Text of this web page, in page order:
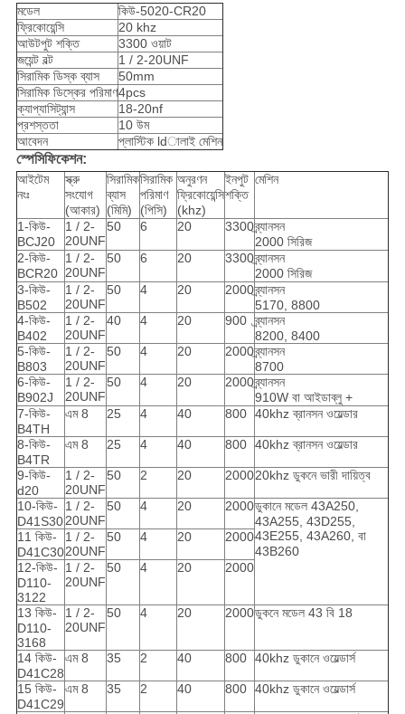
মডেল
কিউ-5020-CR20
ফ্রিকোয়েন্সি
20 khz
আউটপুট শক্তি
3300 ওয়াট
জয়েন্ট বল্ট
1 / 2-20UNF
সিরামিক ডিস্ক ব্যাস
50mm
সিরামিক ডিস্কের পরিমাণ4pcs
ক্যাপ্যাসিট্যান্স
18-20nf
প্রশস্ততা
10 উম
আবেদন
প্লাস্টিক ldালাই মেশিন
স্পেসিফিকেশন:
আইটেম
নংঃ
স্ক্রু
সংযোগ
(আকার)
সিরামিক
ব্যাস
(মিমি)
সিরামিক
পরিমাণ
(পিসি)
অনুরণন
ফ্রিকোয়েন্সি
(khz)
ইনপুট
শক্তি
মেশিন
1-কিউ-
BCJ20
1 / 2-
20UNF
50 6 20 3300ব্র্যানসন
2000 সিরিজ
2-কিউ-
BCR20
1 / 2-
20UNF
50 6 20 3300ব্র্যানসন
2000 সিরিজ
3-কিউ-
B502
1 / 2-
20UNF
50 4 20 2000ব্র্যানসন
5170, 8800
4-কিউ-
B402
1 / 2-
20UNF
40 4 20 900 ব্র্যানসন
8200, 8400
5-কিউ-
B803
1 / 2-
20UNF
50 4 20 2000ব্র্যানসন
8700
6-কিউ-
B902J
1 / 2-
20UNF
50 4 20 2000ব্র্যানসন
910W বা আইডাব্লু +
7-কিউ-
B4TH
এম 8 25 4 40 800 40khz ব্রানসন ওয়েল্ডার
8-কিউ-
B4TR
এম 8 25 4 40 800 40khz ব্রানসন ওয়েল্ডার
9-কিউ-
d20
1 / 2-
20UNF
50 2 20 200020khz ডুকনে ভারী দায়িত্ব
10-কিউ-
D41S30
1 / 2-
20UNF
50 4 20 2000ডুকানে মডেল 43A250,
43A255, 43D255,
43E255, 43A260, বা
43B260
11 কিউ-
D41C30
1 / 2-
20UNF
50 4 20 2000
12-কিউ-
D110-
3122
1 / 2-
20UNF
50 4 20 2000
13 কিউ-
D110-
3168
1 / 2-
20UNF
50 4 20 2000ডুকনে মডেল 43 বি 18
14 কিউ-
D41C28
এম 8 35 2 40 800 40khz ডুকানে ওয়েল্ডার্স
15 কিউ-
D41C29
এম 8 35 2 40 800 40khz ডুকানে ওয়েল্ডার্স